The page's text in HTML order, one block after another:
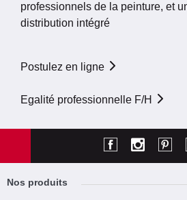
professionnels de la peinture, et
distribution intégré
Postulez en ligne
Egalité professionnelle F/H
Nos produits